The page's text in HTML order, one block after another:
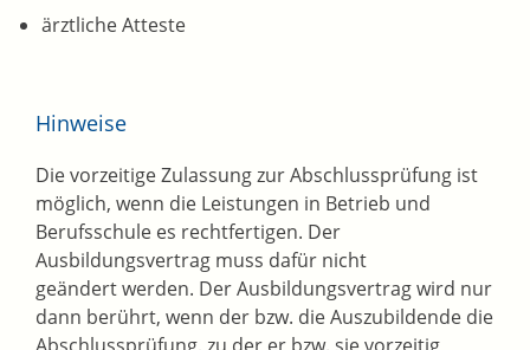
ärztliche Atteste
Hinweise
Die vorzeitige Zulassung zur Abschlussprüfung ist
möglich, wenn die Leistungen in Betrieb und
Berufsschule es rechtfertigen. Der
Ausbildungsvertrag muss dafür nicht
geändert werden. Der Ausbildungsvertrag wird nur
dann berührt, wenn der bzw. die Auszubildende die